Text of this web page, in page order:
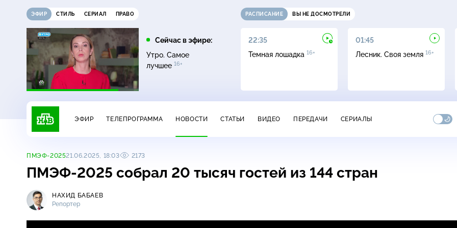
ЭФИР СТИЛЬ СЕРИАЛ ПРАВО
Сейчас в эфире:
Утро. Самое
лучшее 16+
РАСПИСАНИЕ ВЫ НЕ ДОСМОТРЕЛИ
21:15
Сегодня
21:30
Неизвестная Россия
22:35
Темная лошадка 16+
01:45
Лесник. Своя земля 16+
ЭФИР ТЕЛЕПРОГРАММА НОВОСТИ СТАТЬИ ВИДЕО ПЕРЕДАЧИ СЕРИАЛЫ
ПМЭФ-202521.06.2025, 18:03 2173
ПМЭФ-2025 собрал 20 тысяч гостей из 144 стран
НАХИД БАБАЕВ
Репортер